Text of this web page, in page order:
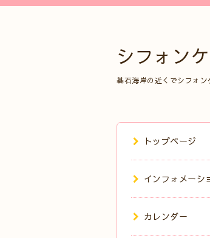
シフォン
碁石海岸の近くでシフォ
トップページ
インフォメーシ
カレンダー